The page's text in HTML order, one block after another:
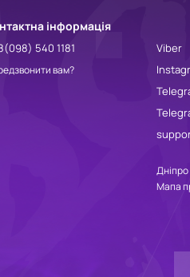
інформація
540 1181
вам?
Viber
Дніпро
Мапа